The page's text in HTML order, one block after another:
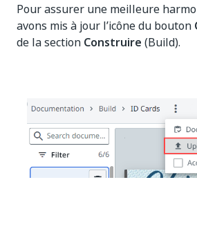
Pour assurer une meilleure
avons mis à jour l’icône du bouton
de la section Construire (Build).